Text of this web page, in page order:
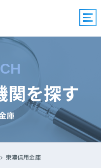
関を探す
庫
東濃信用金庫